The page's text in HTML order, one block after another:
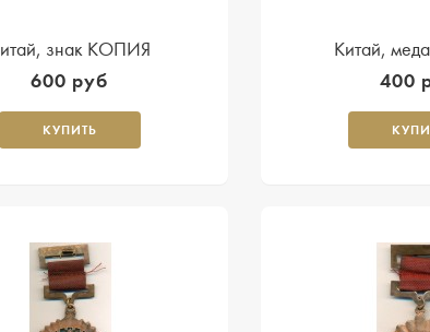
знак КОПИЯ
600 руб
КУПИТЬ
Китай,
400